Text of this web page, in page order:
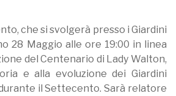
che si svolgerà presso i Giardini
28 Maggio alle ore 19:00 in linea
del Centenario di Lady Walton,
e alla evoluzione dei Giardini
il Settecento. Sarà relatore